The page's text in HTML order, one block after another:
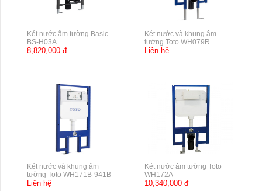
Két nước âm tường Basic
BS-H03A
8,820,000 đ
Két nước và khung âm
tường Toto WH079R
Liên hệ
Két nước và khung âm
tường Toto WH171B-941B
Liên hệ
Két nước âm tường Toto
WH172A
10,340,000 đ